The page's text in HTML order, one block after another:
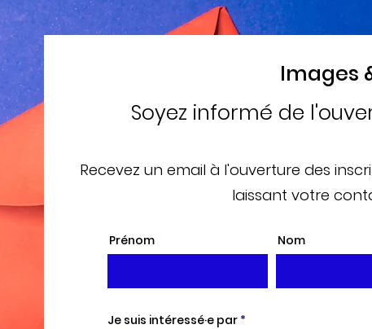
Images
Soyez informé de
Recevez un email à l'ouverture des
laissant votre
Prénom Nom
Je suis intéressé·e par *